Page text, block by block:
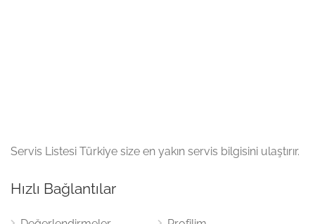
Servis Listesi Türkiye size en yakın servis bilgisini ulaştırır.
Hızlı Bağlantılar